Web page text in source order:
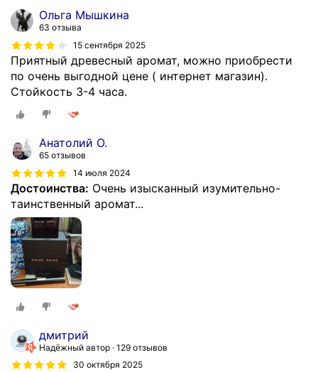
Ольга Мышкина
63 отзыва
15 сентября 2025
Приятный древесный аромат, можно приобрести
по очень выгодной цене ( интернет магазин).
Стойкость 3-4 часа.
Анатолий О.
65 отзывов
14 июля 2024
Достоинства: Очень изысканный изумительно-
таинственный аромат...
дмитрий
Надёжный автор 129 отзывов
30 октября 2025